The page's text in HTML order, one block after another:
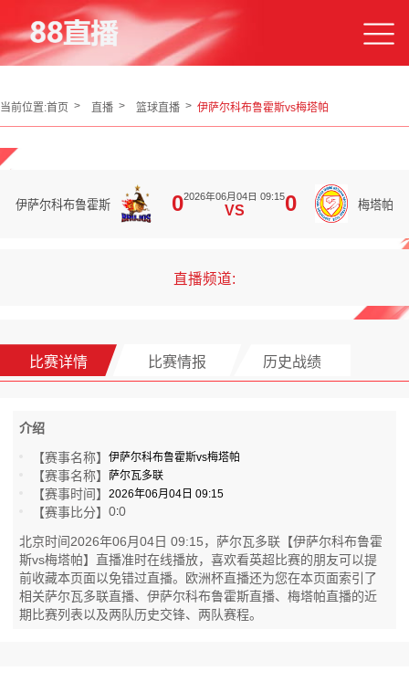
当前位置:首页 直播 篮球直播 伊萨尔科布鲁霍斯vs梅塔帕
伊萨尔科布鲁霍斯 02026年06月04日 09:15
VS 0 梅塔帕
直播频道:
比赛详情 比赛情报 历史战绩
介绍
【赛事名称】伊萨尔科布鲁霍斯vs梅塔帕
【赛事名称】萨尔瓦多联
【赛事时间】2026年06月04日 09:15
【赛事比分】0:0
北京时间2026年06月04日 09:15，萨尔瓦多联【伊萨尔科布鲁霍
斯vs梅塔帕】直播准时在线播放，喜欢看英超比赛的朋友可以提
前收藏本页面以免错过直播。欧洲杯直播还为您在本页面索引了
相关萨尔瓦多联直播、伊萨尔科布鲁霍斯直播、梅塔帕直播的近
期比赛列表以及两队历史交锋、两队赛程。